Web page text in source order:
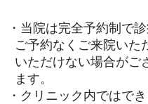
・当院は完全予約制で
ご予約なくご来院いた
いただけない場合がご
ます。
・クリニック内ではで